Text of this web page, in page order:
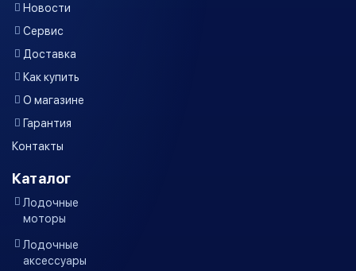
Новости
Сервис
Доставка
Как купить
О магазине
Гарантия
Контакты
Каталог
Лодочные
моторы
Лодочные
аксессуары